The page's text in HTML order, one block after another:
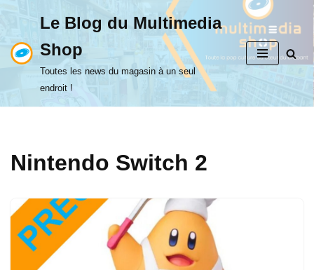
au
contenu
Le Blog du Multimedia
Shop
Toutes les news du magasin à un seul
endroit !
Nintendo Switch 2